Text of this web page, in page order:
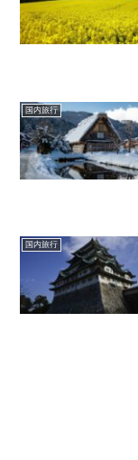
国内旅行
国内旅行